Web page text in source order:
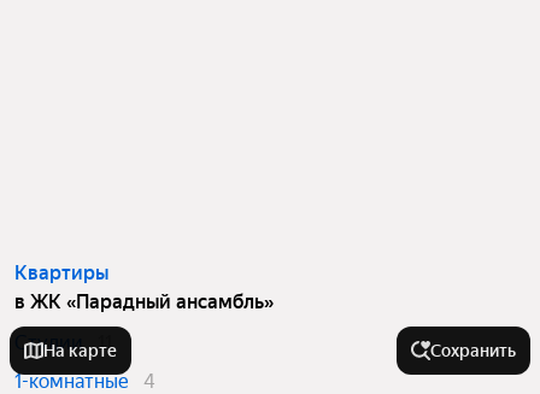
Квартиры
в ЖК «Парадный ансамбль»
Студии
11
1-комнатные
4
На карте Сохранить